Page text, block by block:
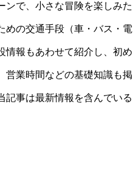
ンで、小さな冒険を楽しみた
めの交通手段（車・バス・電
情報もあわせて紹介し、初め
営業時間などの基礎知識も掲
記事は最新情報を含んでいる